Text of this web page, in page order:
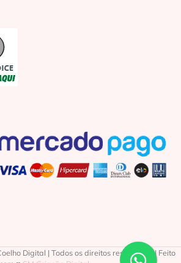
Digital | Todos os direitos reservados | Feito